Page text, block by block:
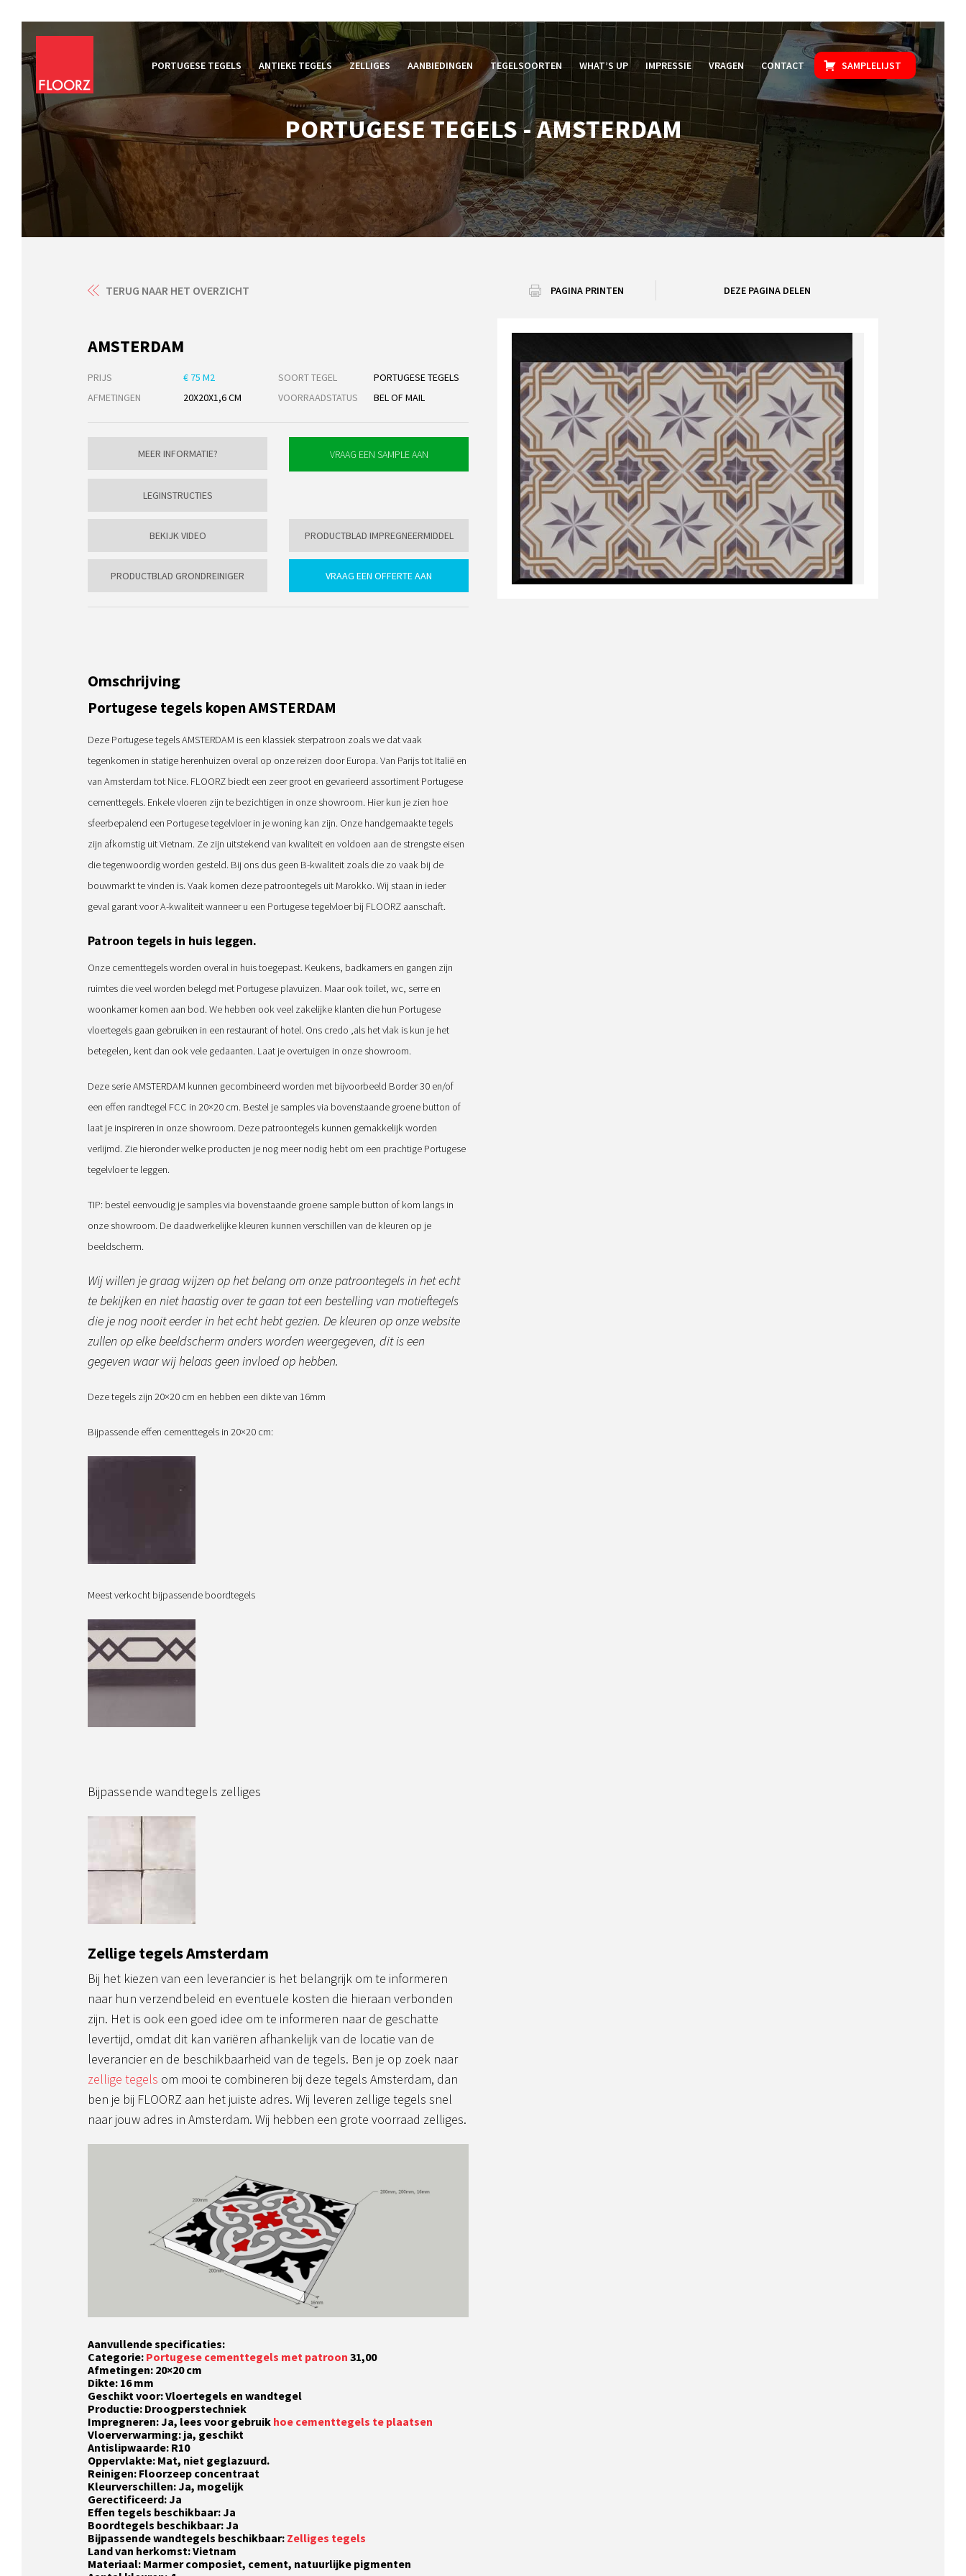
PORTUGESE TEGELS ANTIEKE TEGELS ZELLIGES AANBIEDINGEN TEGELSOORTEN WHAT’S UP IMPRESSIE VRAGEN CONTACT SAMPLELIJST
PORTUGESE TEGELS - AMSTERDAM
TERUG NAAR HET OVERZICHT PAGINA PRINTEN DEZE PAGINA DELEN
AMSTERDAM
PRIJS € 75 M2 SOORT TEGEL
PORTUGESE TEGELS
AFMETINGEN
20X20X1,6 CM VOORRAADSTATUS BEL OF MAIL
MEER INFORMATIE?
LEGINSTRUCTIES
BEKIJK VIDEO PRODUCTBLAD IMPREGNEERMIDDEL
PRODUCTBLAD GRONDREINIGER VRAAG EEN OFFERTE AAN
Omschrijving
Portugese tegels kopen AMSTERDAM
Deze Portugese tegels AMSTERDAM is een klassiek sterpatroon zoals we dat vaak
tegenkomen in statige herenhuizen overal op onze reizen door Europa. Van Parijs tot Italië en
van Amsterdam tot Nice. FLOORZ biedt een zeer groot en gevarieerd assortiment Portugese
cementtegels. Enkele vloeren zijn te bezichtigen in onze showroom. Hier kun je zien hoe
sfeerbepalend een Portugese tegelvloer in je woning kan zijn. Onze handgemaakte tegels
zijn afkomstig uit Vietnam. Ze zijn uitstekend van kwaliteit en voldoen aan de strengste eisen
die tegenwoordig worden gesteld. Bij ons dus geen B-kwaliteit zoals die zo vaak bij de
bouwmarkt te vinden is. Vaak komen deze patroontegels uit Marokko. Wij staan in ieder
geval garant voor A-kwaliteit wanneer u een Portugese tegelvloer bij FLOORZ aanschaft.
Patroon tegels in huis leggen.
Onze cementtegels worden overal in huis toegepast. Keukens, badkamers en gangen zijn
ruimtes die veel worden belegd met Portugese plavuizen. Maar ook toilet, wc, serre en
woonkamer komen aan bod. We hebben ook veel zakelijke klanten die hun Portugese
vloertegels gaan gebruiken in een restaurant of hotel. Ons credo ,als het vlak is kun je het
betegelen, kent dan ook vele gedaanten. Laat je overtuigen in onze showroom.
Deze serie AMSTERDAM kunnen gecombineerd worden met bijvoorbeeld Border 30 en/of
een effen randtegel FCC in 20×20 cm. Bestel je samples via bovenstaande groene button of
laat je inspireren in onze showroom. Deze patroontegels kunnen gemakkelijk worden
verlijmd. Zie hieronder welke producten je nog meer nodig hebt om een prachtige Portugese
tegelvloer te leggen.
TIP: bestel eenvoudig je samples via bovenstaande groene sample button of kom langs in
onze showroom. De daadwerkelijke kleuren kunnen verschillen van de kleuren op je
beeldscherm.
Wij willen je graag wijzen op het belang om onze patroontegels in het echt
te bekijken en niet haastig over te gaan tot een bestelling van motieftegels
die je nog nooit eerder in het echt hebt gezien. De kleuren op onze website
zullen op elke beeldscherm anders worden weergegeven, dit is een
gegeven waar wij helaas geen invloed op hebben.
Deze tegels zijn 20×20 cm en hebben een dikte van 16mm
Bijpassende effen cementtegels in 20×20 cm:
Meest verkocht bijpassende boordtegels
Bijpassende wandtegels zelliges
Zellige tegels Amsterdam
Bij het kiezen van een leverancier is het belangrijk om te informeren
naar hun verzendbeleid en eventuele kosten die hieraan verbonden
zijn. Het is ook een goed idee om te informeren naar de geschatte
levertijd, omdat dit kan variëren afhankelijk van de locatie van de
leverancier en de beschikbaarheid van de tegels. Ben je op zoek naar
zellige tegels om mooi te combineren bij deze tegels Amsterdam, dan
ben je bij FLOORZ aan het juiste adres. Wij leveren zellige tegels snel
naar jouw adres in Amsterdam. Wij hebben een grote voorraad zelliges.
Aanvullende specificaties:
Categorie: Portugese cementtegels met patroon 31,00
Afmetingen: 20×20 cm
Dikte: 16 mm
Geschikt voor: Vloertegels en wandtegel
Productie: Droogperstechniek
Impregneren: Ja, lees voor gebruik hoe cementtegels te plaatsen
Vloerverwarming: ja, geschikt
Antislipwaarde: R10
Oppervlakte: Mat, niet geglazuurd.
Reinigen: Floorzeep concentraat
Kleurverschillen: Ja, mogelijk
Gerectificeerd: Ja
Effen tegels beschikbaar: Ja
Boordtegels beschikbaar: Ja
Bijpassende wandtegels beschikbaar: Zelliges tegels
Land van herkomst: Vietnam
Materiaal: Marmer composiet, cement, natuurlijke pigmenten